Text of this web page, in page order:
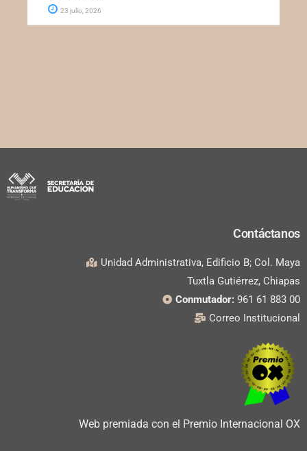
23 julio, 2026
Contáctanos
Unidad Administrativa, Edificio B; Col. Maya
Tuxtla Gutiérrez, Chiapas
Conmutador: 961 61 883 00
Correo Institucional
Web premiada con el Premio Internacional OX